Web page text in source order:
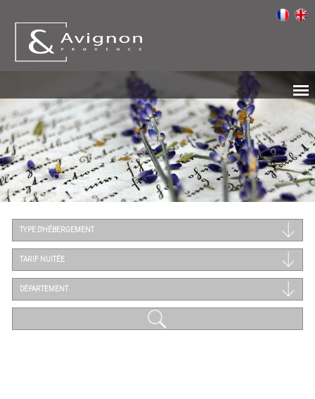
TYPE D'HÉBERGEMENT
TARIF NUITÉE
DÉPARTEMENT